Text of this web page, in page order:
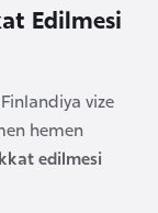
Edilmesi
vize
hemen
edilmesi